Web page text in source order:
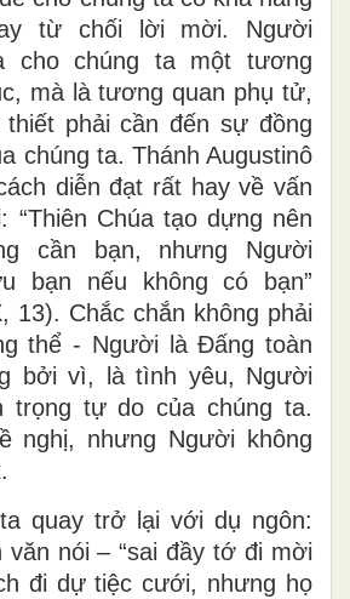
từ chối lời mời. Người
cho chúng ta một tương
mà là tương quan phụ tử,
phải cần đến sự đồng
chúng ta. Thánh Augustinô
diễn đạt rất hay về vấn
“Thiên Chúa tạo dựng nên
cần bạn, nhưng Người
bạn nếu không có bạn”
13). Chắc chắn không phải
thể - Người là Đấng toàn
bởi vì, là tình yêu, Người
trọng tự do của chúng ta.
nghị, nhưng Người không
quay trở lại với dụ ngôn:
văn nói – “sai đầy tớ đi mời
đi dự tiệc cưới, nhưng họ